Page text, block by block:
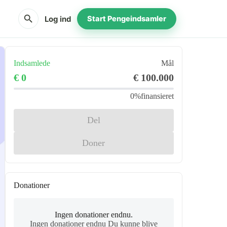
search Log ind Start Pengeindsamler
Indsamlede Mål
€ 0 € 100.000
0%finansieret
Del
Doner
Donationer
Ingen donationer endnu.
Ingen donationer endnu Du kunne blive